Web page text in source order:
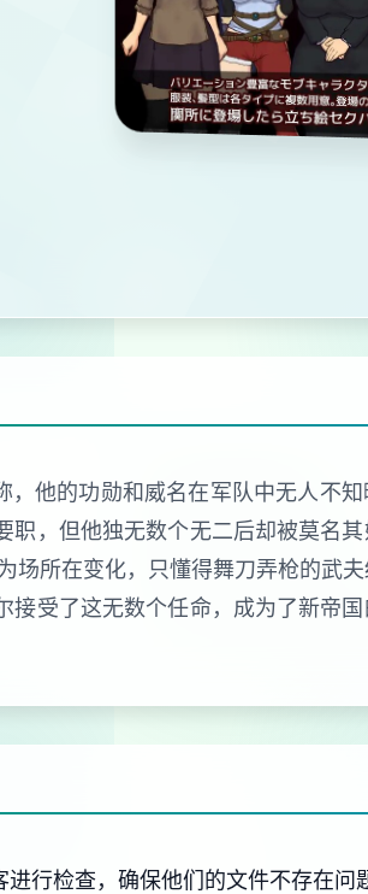
他的功勋和威名在军队中无人不
职，但他独无数个无二后却被莫名
场所在变化，只懂得舞刀弄枪的武
受了这无数个任命，成为了新帝国
行检查，确保他们的文件不存在问